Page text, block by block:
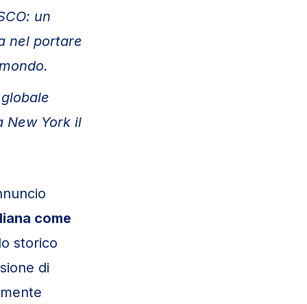
un
nel portare
New York il
come
storico
di